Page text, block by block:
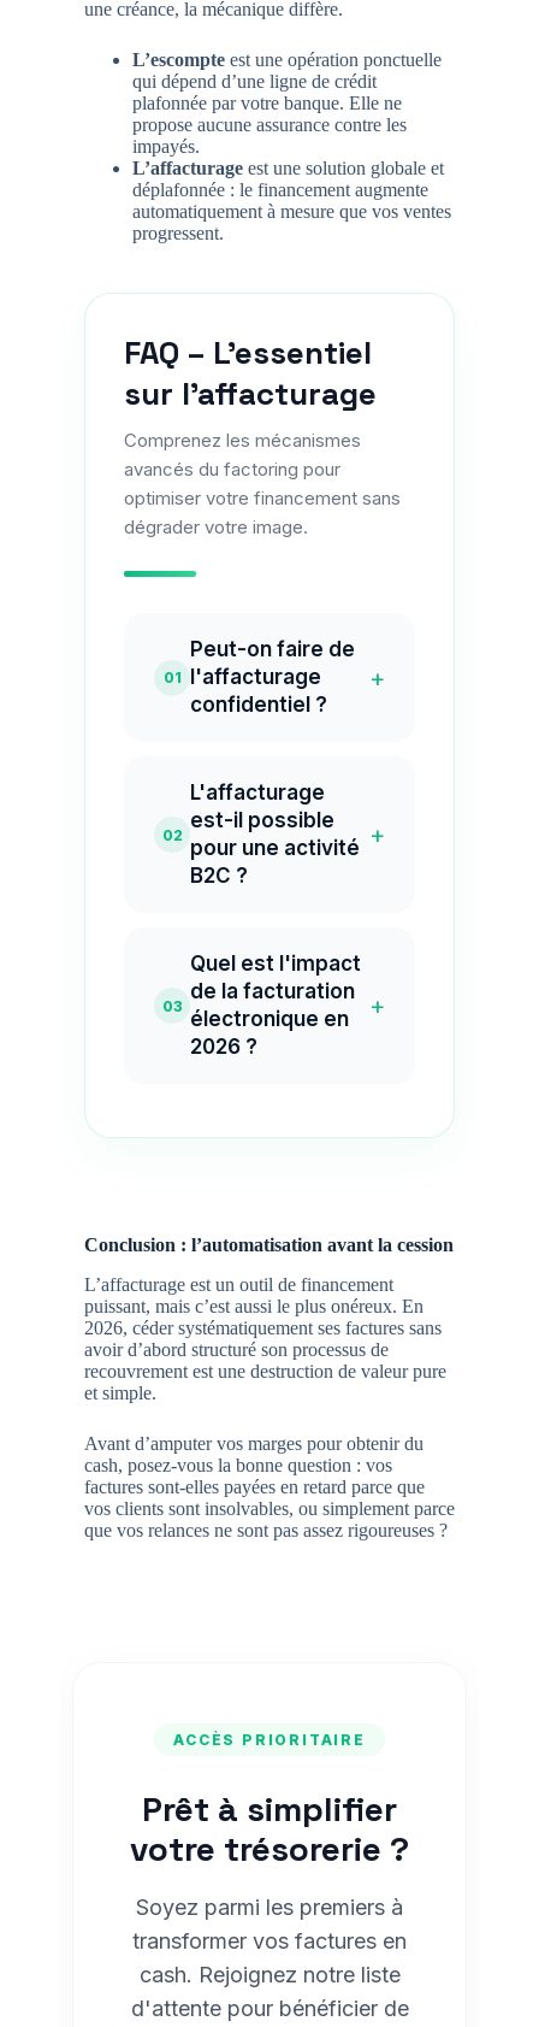
une créance, la mécanique diffère.
L’escompte est une opération ponctuelle
qui dépend d’une ligne de crédit
plafonnée par votre banque. Elle ne
propose aucune assurance contre les
impayés.
L’affacturage est une solution globale et
déplafonnée : le financement augmente
automatiquement à mesure que vos ventes
progressent.
FAQ – L'essentiel
sur l'affacturage
Comprenez les mécanismes
avancés du factoring pour
optimiser votre financement sans
dégrader votre image.
01
Peut-on faire de
l'affacturage
confidentiel ?
+
02
L'affacturage
est-il possible
pour une activité
B2C ?
+
03
Quel est l'impact
de la facturation
électronique en
2026 ?
+
Conclusion : l’automatisation avant la cession
L’affacturage est un outil de financement
puissant, mais c’est aussi le plus onéreux. En
2026, céder systématiquement ses factures sans
avoir d’abord structuré son processus de
recouvrement est une destruction de valeur pure
et simple.
Avant d’amputer vos marges pour obtenir du
cash, posez-vous la bonne question : vos
factures sont-elles payées en retard parce que
vos clients sont insolvables, ou simplement parce
que vos relances ne sont pas assez rigoureuses ?
ACCÈS PRIORITAIRE
Prêt à simplifier
votre trésorerie ?
Soyez parmi les premiers à
transformer vos factures en
cash. Rejoignez notre liste
d'attente pour bénéficier de